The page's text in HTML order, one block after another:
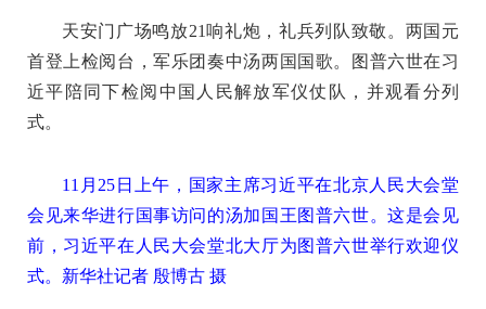
天安门广场鸣放21响礼炮，礼兵列队致敬。两国元
首登上检阅台，军乐团奏中汤两国国歌。图普六世在习
近平陪同下检阅中国人民解放军仪仗队，并观看分列
式。
11月25日上午，国家主席习近平在北京人民大会堂
会见来华进行国事访问的汤加国王图普六世。这是会见
前，习近平在人民大会堂北大厅为图普六世举行欢迎仪
式。 新华社记者 殷博古 摄